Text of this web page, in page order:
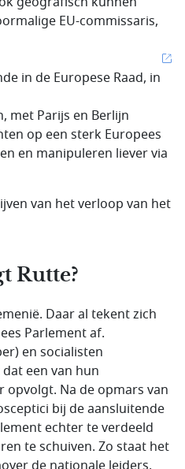
EU-commissaris,
in de Europese Raad, in
met Parijs en Berlijn
op een sterk Europees
en manipuleren liever via
van het verloop van het
Rutte?
Daar al tekent zich
Parlement af.
en socialisten
een van hun
opvolgt. Na de opmars van
bij de aansluitende
echter te verdeeld
te schuiven. Zo staat het